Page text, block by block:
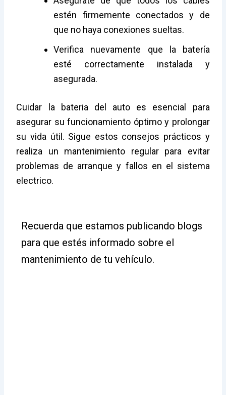
estén firmemente conectados y de
que no haya conexiones sueltas.
Verifica nuevamente que la batería
esté correctamente instalada y
asegurada.
Cuidar la bateria del auto es esencial para
asegurar su funcionamiento óptimo y prolongar
su vida útil. Sigue estos consejos prácticos y
realiza un mantenimiento regular para evitar
problemas de arranque y fallos en el sistema
electrico.
Recuerda que estamos publicando blogs
para que estés informado sobre el
mantenimiento de tu vehículo.